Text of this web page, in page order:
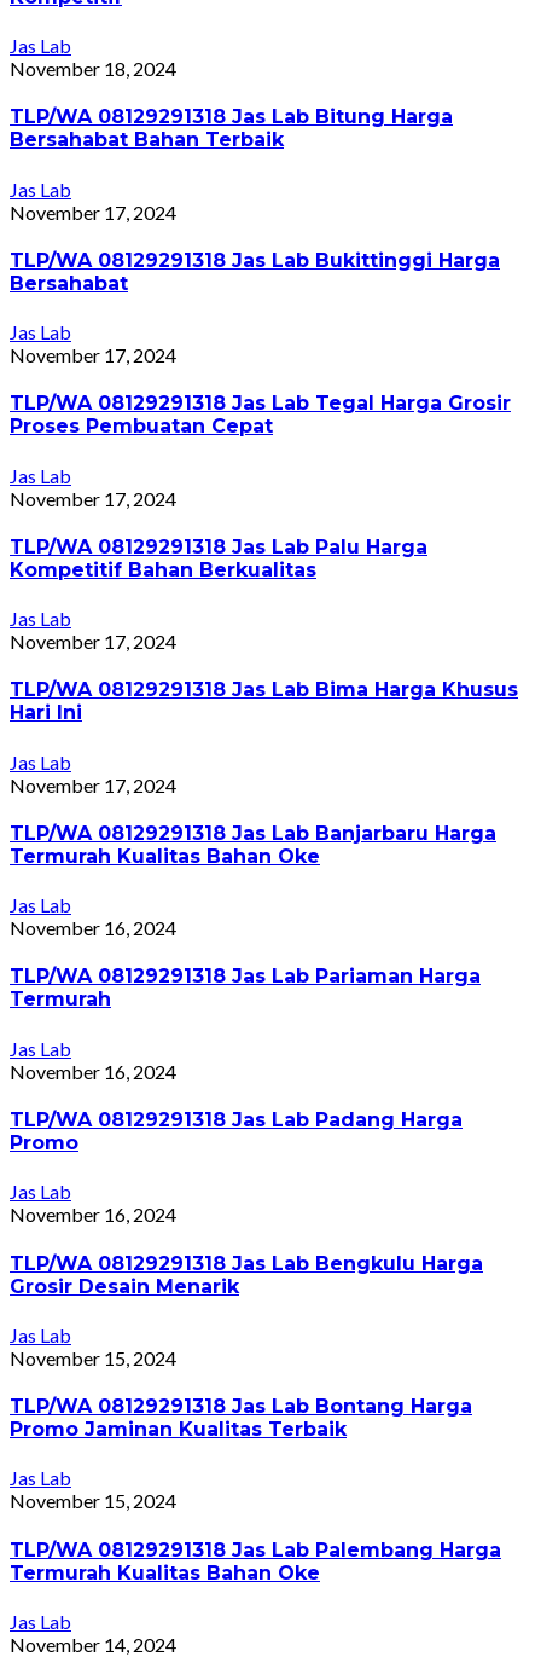
Jas Lab
November 18, 2024
TLP/WA 08129291318 Jas Lab Bitung Harga
Bersahabat Bahan Terbaik
Jas Lab
November 17, 2024
TLP/WA 08129291318 Jas Lab Bukittinggi Harga
Bersahabat
Jas Lab
November 17, 2024
TLP/WA 08129291318 Jas Lab Tegal Harga Grosir
Proses Pembuatan Cepat
Jas Lab
November 17, 2024
TLP/WA 08129291318 Jas Lab Palu Harga
Kompetitif Bahan Berkualitas
Jas Lab
November 17, 2024
TLP/WA 08129291318 Jas Lab Bima Harga Khusus
Hari Ini
Jas Lab
November 17, 2024
TLP/WA 08129291318 Jas Lab Banjarbaru Harga
Termurah Kualitas Bahan Oke
Jas Lab
November 16, 2024
TLP/WA 08129291318 Jas Lab Pariaman Harga
Termurah
Jas Lab
November 16, 2024
TLP/WA 08129291318 Jas Lab Padang Harga
Promo
Jas Lab
November 16, 2024
TLP/WA 08129291318 Jas Lab Bengkulu Harga
Grosir Desain Menarik
Jas Lab
November 15, 2024
TLP/WA 08129291318 Jas Lab Bontang Harga
Promo Jaminan Kualitas Terbaik
Jas Lab
November 15, 2024
TLP/WA 08129291318 Jas Lab Palembang Harga
Termurah Kualitas Bahan Oke
Jas Lab
November 14, 2024